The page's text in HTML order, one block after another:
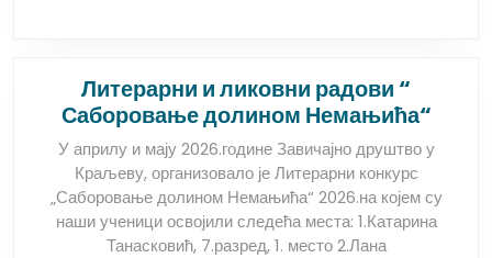
Литерарни и ликовни радови “
Саборовање долином Немањића“
и
“
У априлу и мају 2026.године Завичајно друштво у
Краљеву, организовало је Литерарни конкурс
„Саборовање долином Немањића“ 2026.на којем су
наши ученици освојили следећа места: 1.Катарина
Танасковић, 7.разред, 1. место 2.Лана